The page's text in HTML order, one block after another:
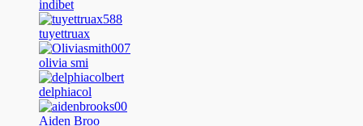
indibet
tuyettruax
olivia smi
delphiacol
Aiden Broo